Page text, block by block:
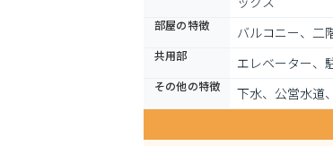
部屋の特徴 バルコニー、二
共用部 エレベーター、
その他の特徴
下水、公営水道